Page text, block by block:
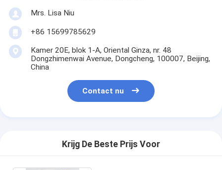
Mrs. Lisa Niu
+86 15699785629
Kamer 20E, blok 1-A, Oriental Ginza, nr. 48
Dongzhimenwai Avenue, Dongcheng, 100007, Beijing,
China
Contact nu
Krijg De Beste Prijs Voor